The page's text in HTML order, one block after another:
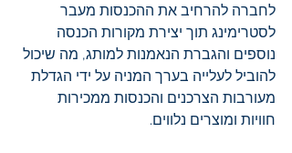
לחברה להרחיב את ההכנסות מעבר
לסטרימינג תוך יצירת מקורות הכנסה
נוספים והגברת הנאמנות למותג, מה שיכול
להוביל לעלייה בערך המניה על ידי הגדלת
מעורבות הצרכנים והכנסות ממכירות
חוויות ומוצרים נלווים.